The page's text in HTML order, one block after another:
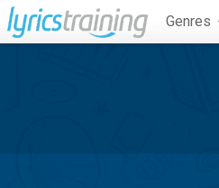
Genres